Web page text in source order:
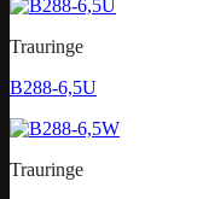
Trauringe
B288-6,5U
Trauringe